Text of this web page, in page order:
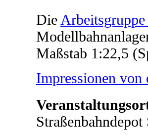
Die
Maßstab 1:22,5
Impressionen von
Straßenbahndepot